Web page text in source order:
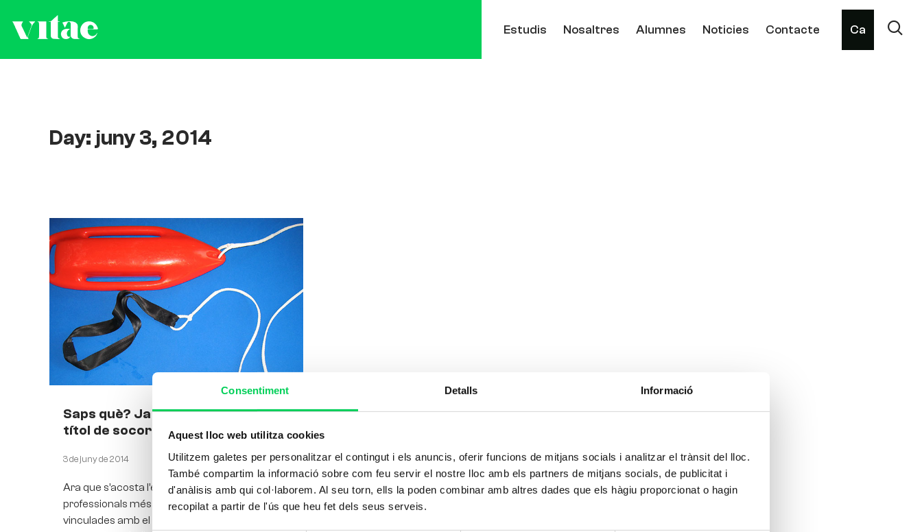
Consentiment Detalls Informació
Aquest lloc web utilitza cookies
Utilitzem galetes per personalitzar el contingut i els anuncis, oferir funcions de mitjans socials i analitzar el trànsit del lloc.
També compartim la informació sobre com feu servir el nostre lloc amb els partners de mitjans socials, de publicitat i
d'anàlisis amb qui col·laborem. Al seu torn, ells la poden combinar amb altres dades que els hàgiu proporcionat o hagin
recopilat a partir de l'ús que heu fet dels seus serveis.
Estudis Nosaltres Alumnes Noticies Contacte Ca
Day: juny 3, 2014
Saps què? Ja NO serveix el teu
títol de socorrista!
3 de juny de 2014
Ara que s’acosta l’estiu, una de les sortides
professionals més interessants són les
vinculades amb el socorrisme, ja que les